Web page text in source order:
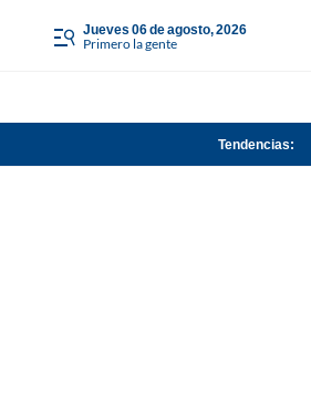
jueves 06 de agosto, 2026
Primero la gente
Tendencias: